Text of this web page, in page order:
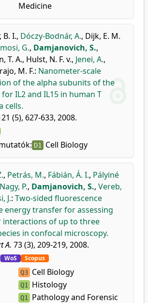
Medicine
B. I., Dóczy-Bodnár, A., Dijk, E. M.
G., Damjanovich, S.,
T. A., Hulst, N. F. v., Jenei, A.,
M. F.: Nanometer-scale
of the alpha subunits of the
IL2 and IL15 in human T
cells.
(5), 627-633, 2008.
D1 Cell Biology
, Petrás, M., Fábián, Á. I., Pályiné
Nagy, P., Damjanovich, S., Vereb,
J.: Two-sided fluorescence
energy transfer for assessing
interactions of up to three
in confocal microscopy.
A. 73 (3), 209-219, 2008.
WoS Scopus
Q3 Cell Biology
Q1 Histology
Q1 Pathology and Forensic